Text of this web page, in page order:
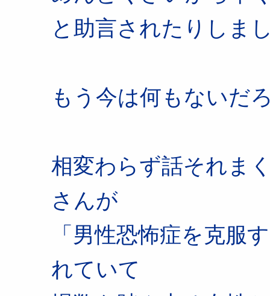
と助言されたりしま
もう今は何もないだ
相変わらず話それま
さんが
「男性恐怖症を克服
れていて